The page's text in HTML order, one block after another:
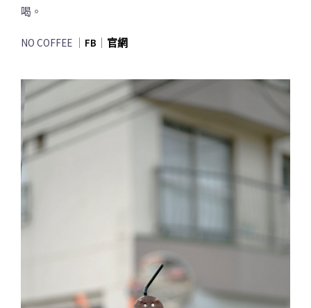
喝。
NO COFFEE ｜ FB 官網